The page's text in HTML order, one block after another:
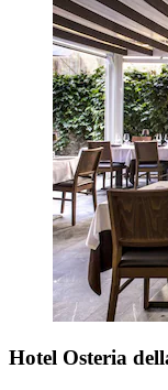
Hotel Osteria